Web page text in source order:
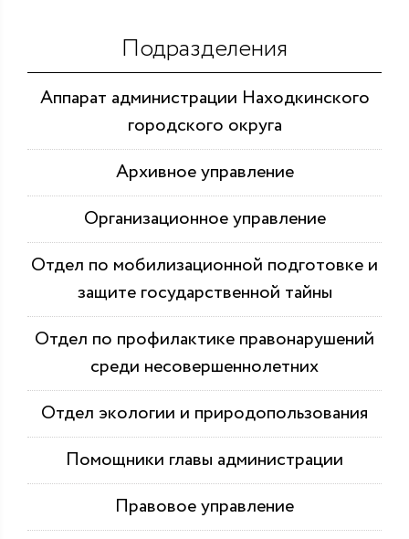
Подразделения
Аппарат администрации Находкинского
городского округа
Архивное управление
Организационное управление
Отдел по мобилизационной подготовке и
защите государственной тайны
Отдел по профилактике правонарушений
среди несовершеннолетних
Отдел экологии и природопользования
Помощники главы администрации
Правовое управление